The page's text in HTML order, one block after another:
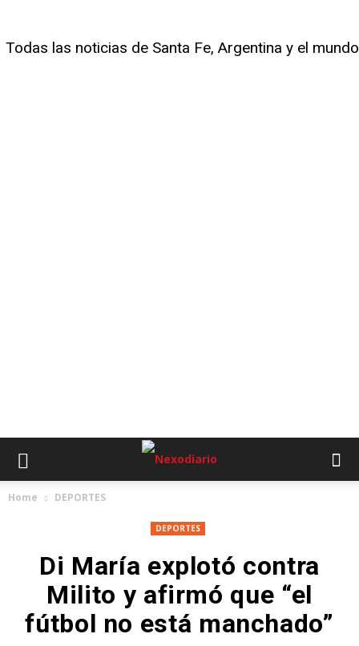
Todas las noticias de Santa Fe, Argentina y el mundo
Home DEPORTES
DEPORTES
Di María explotó contra
Milito y afirmó que “el
fútbol no está manchado”